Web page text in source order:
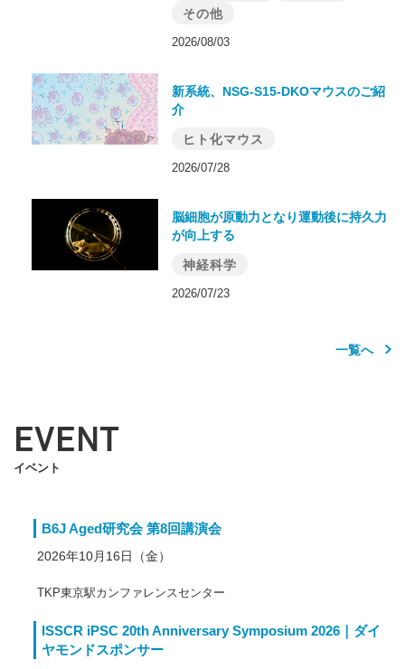
その他
2026/08/03
新系統、NSG-S15-DKOマウスのご紹
介
ヒト化マウス
2026/07/28
脳細胞が原動力となり運動後に持久力
が向上する
神経科学
2026/07/23
一覧へ
EVENT
イベント
B6J Aged研究会 第8回講演会
2026年10月16日（金）
TKP東京駅カンファレンスセンター
ISSCR iPSC 20th Anniversary Symposium 2026｜ダイ
ヤモンドスポンサー